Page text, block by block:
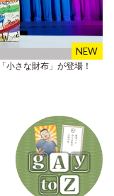
小さな財布」が登場！